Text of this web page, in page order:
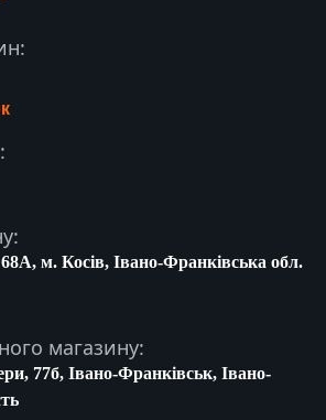
м. Косів, Івано-Франківська обл.
магазину:
77б, Івано-Франківськ, Івано-